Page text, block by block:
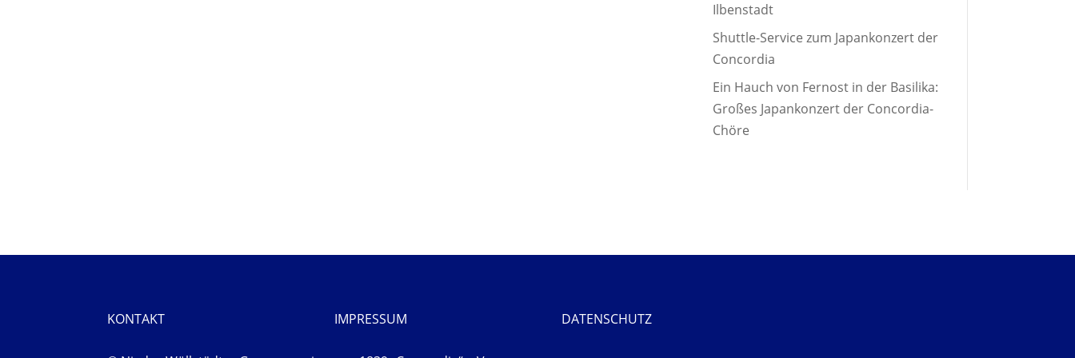
Ilbenstadt
Shuttle-Service zum Japankonzert der
Concordia
Ein Hauch von Fernost in der Basilika:
Großes Japankonzert der Concordia-
Chöre
KONTAKT IMPRESSUM DATENSCHUTZ